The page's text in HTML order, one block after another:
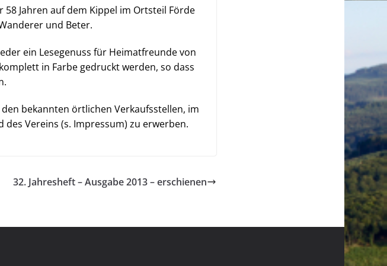
Jahren auf dem Kippel im Ortsteil Förde
und Beter.
ein Lesegenuss für Heimatfreunde von
in Farbe gedruckt werden, so dass
bekannten örtlichen Verkaufsstellen, im
Vereins (s. Impressum) zu erwerben.
32. Jahresheft – Ausgabe 2013 – erschienen